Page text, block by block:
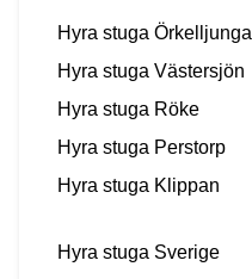
Hyra stuga Örkelljunga
Hyra stuga Västersjön
Hyra stuga Röke
Hyra stuga Perstorp
Hyra stuga Klippan
Hyra stuga Sverige